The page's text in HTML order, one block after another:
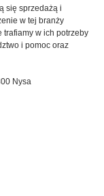
się sprzedażą i
w tej branży
trafiamy w ich potrzeby
i pomoc oraz
Nysa